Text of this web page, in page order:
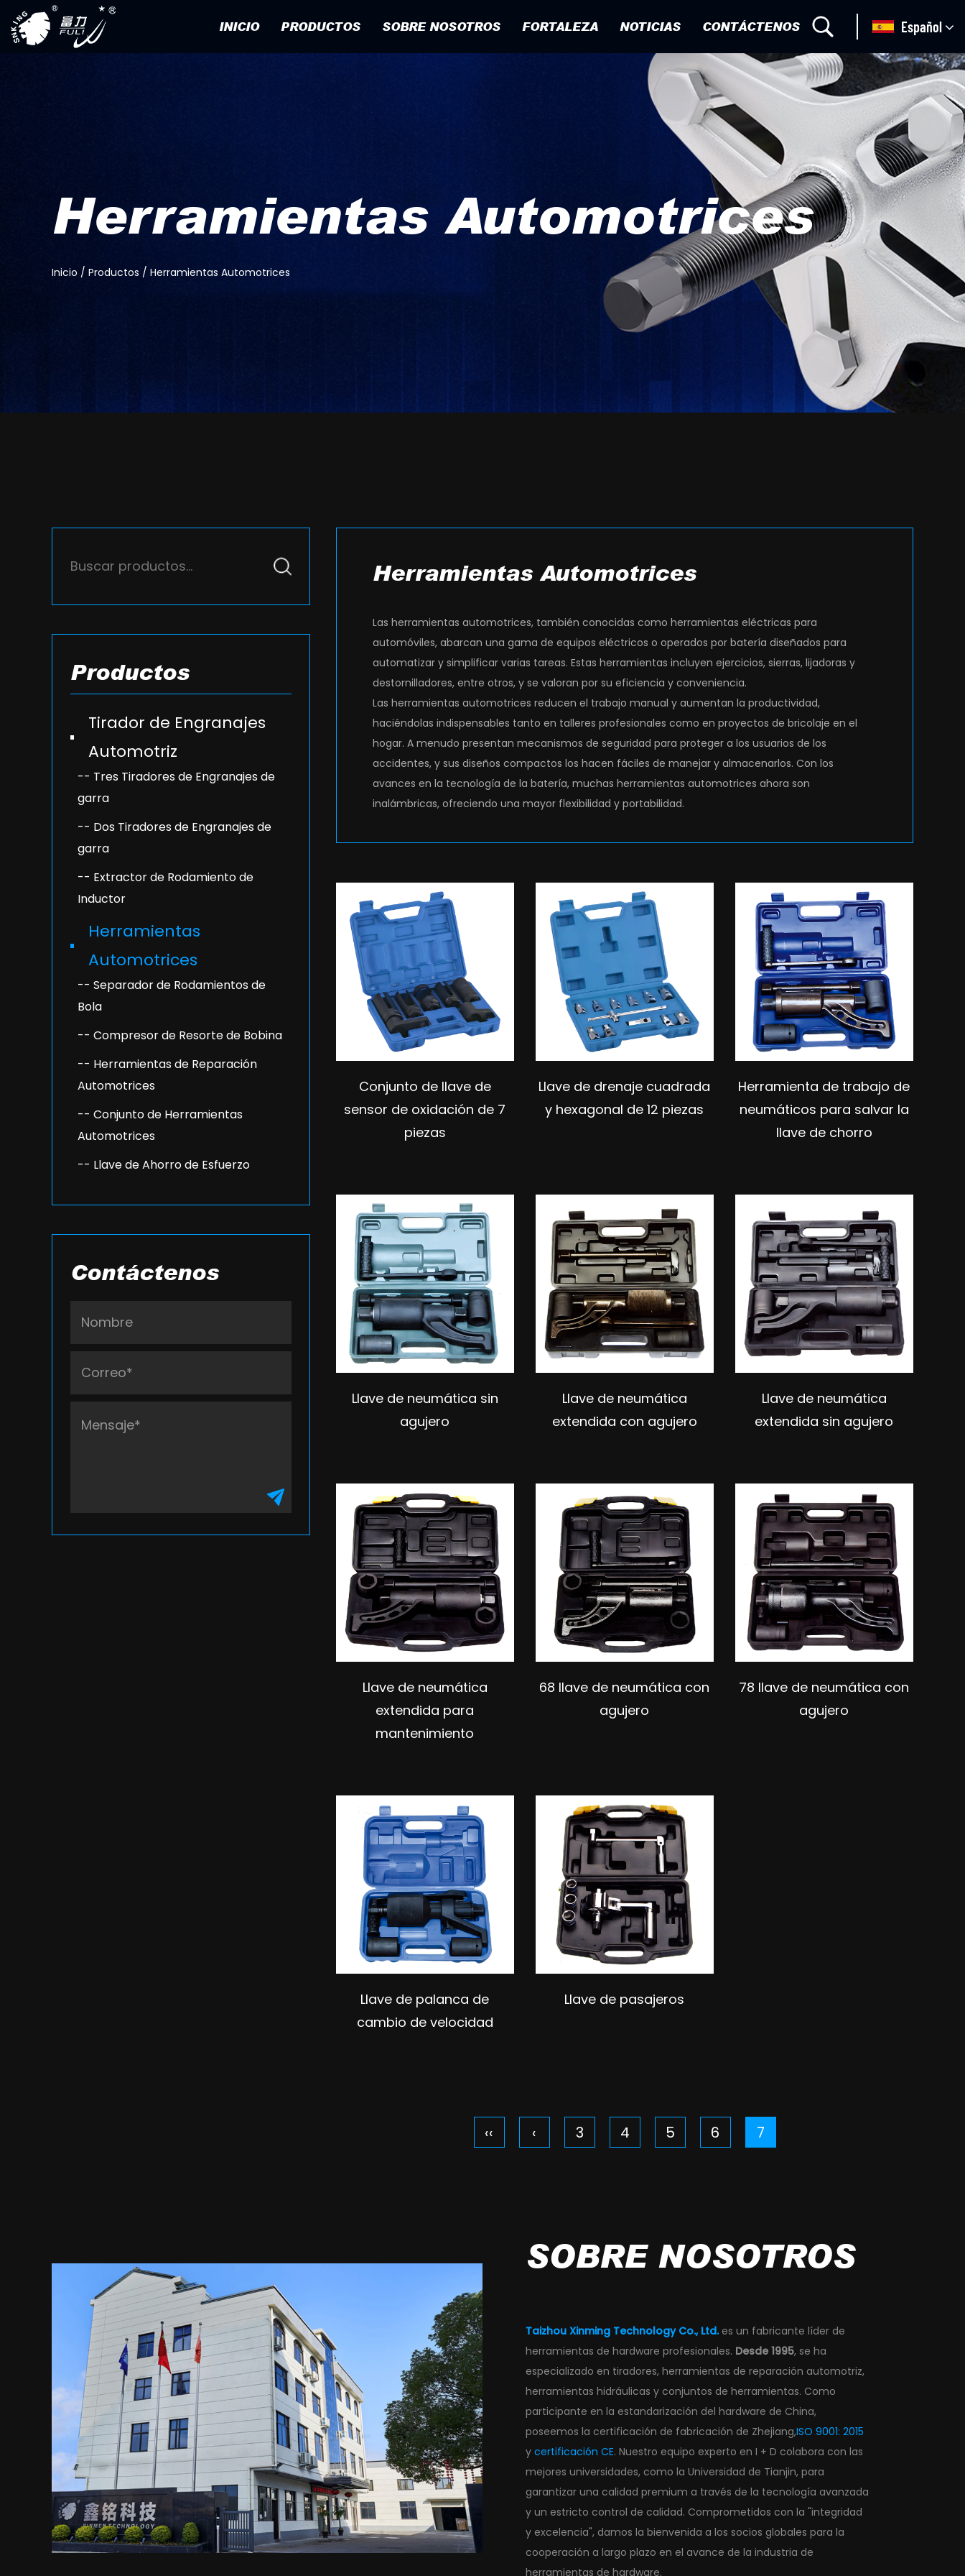
INICIO PRODUCTOS SOBRE NOSOTROS FORTALEZA NOTICIAS CONTÁCTENOS Español
Herramientas Automotrices
Inicio / Productos / Herramientas Automotrices
Productos
Tirador de Engranajes
Automotriz
-- Tres Tiradores de Engranajes de
garra
-- Dos Tiradores de Engranajes de
garra
-- Extractor de Rodamiento de
Inductor
Herramientas
Automotrices
-- Separador de Rodamientos de
Bola
-- Compresor de Resorte de Bobina
-- Herramientas de Reparación
Automotrices
-- Conjunto de Herramientas
Automotrices
-- Llave de Ahorro de Esfuerzo
Contáctenos
Herramientas Automotrices
Las herramientas automotrices, también conocidas como herramientas eléctricas para
automóviles, abarcan una gama de equipos eléctricos o operados por batería diseñados para
automatizar y simplificar varias tareas. Estas herramientas incluyen ejercicios, sierras, lijadoras y
destornilladores, entre otros, y se valoran por su eficiencia y conveniencia.
Las herramientas automotrices reducen el trabajo manual y aumentan la productividad,
haciéndolas indispensables tanto en talleres profesionales como en proyectos de bricolaje en el
hogar. A menudo presentan mecanismos de seguridad para proteger a los usuarios de los
accidentes, y sus diseños compactos los hacen fáciles de manejar y almacenarlos. Con los
avances en la tecnología de la batería, muchas herramientas automotrices ahora son
inalámbricas, ofreciendo una mayor flexibilidad y portabilidad.
Conjunto de llave de
sensor de oxidación de 7
piezas
Llave de drenaje cuadrada
y hexagonal de 12 piezas
Herramienta de trabajo de
neumáticos para salvar la
llave de chorro
Llave de neumática sin
agujero
Llave de neumática
extendida con agujero
Llave de neumática
extendida sin agujero
Llave de neumática
extendida para
mantenimiento
68 llave de neumática con
agujero
78 llave de neumática con
agujero
Llave de palanca de
cambio de velocidad
Llave de pasajeros
‹‹ ‹ 3 4 5 6 7
SOBRE NOSOTROS
Taizhou Xinming Technology Co., Ltd. es un fabricante líder de
herramientas de hardware profesionales. Desde 1995, se ha
especializado en tiradores, herramientas de reparación automotriz,
herramientas hidráulicas y conjuntos de herramientas. Como
participante en la estandarización del hardware de China,
poseemos la certificación de fabricación de Zhejiang,ISO 9001: 2015
y certificación CE. Nuestro equipo experto en I + D colabora con las
mejores universidades, como la Universidad de Tianjin, para
garantizar una calidad premium a través de la tecnología avanzada
y un estricto control de calidad. Comprometidos con la "integridad
y excelencia", damos la bienvenida a los socios globales para la
cooperación a largo plazo en el avance de la industria de
herramientas de hardware.